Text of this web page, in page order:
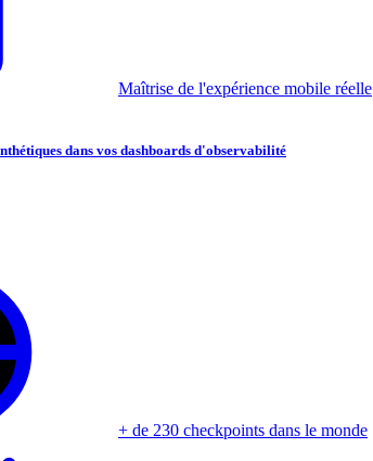
Maîtrise de l'expérience mobile réelle
dans vos dashboards d'observabilité
+ de 230 checkpoints dans le monde